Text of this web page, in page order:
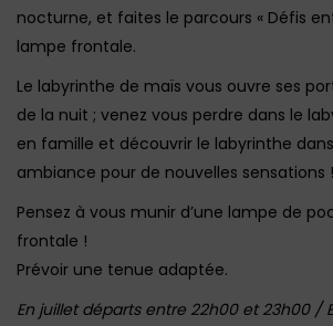
nocturne, et faites le parcours « Défis
lampe frontale.
Le labyrinthe de maïs vous ouvre ses
de la nuit ; venez vous perdre dans le
en famille et découvrir le labyrinthe
ambiance pour de nouvelles sensations !
Pensez à vous munir d’une lampe de
frontale !
Prévoir une tenue adaptée.
En juillet départs entre 22h00 et 23h00 /